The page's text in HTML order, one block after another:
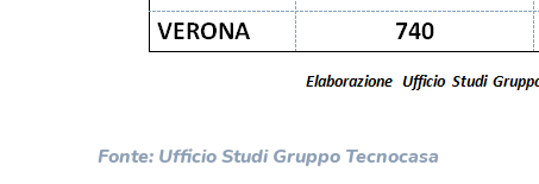
Fonte: Ufficio Studi Gruppo Tecnocasa